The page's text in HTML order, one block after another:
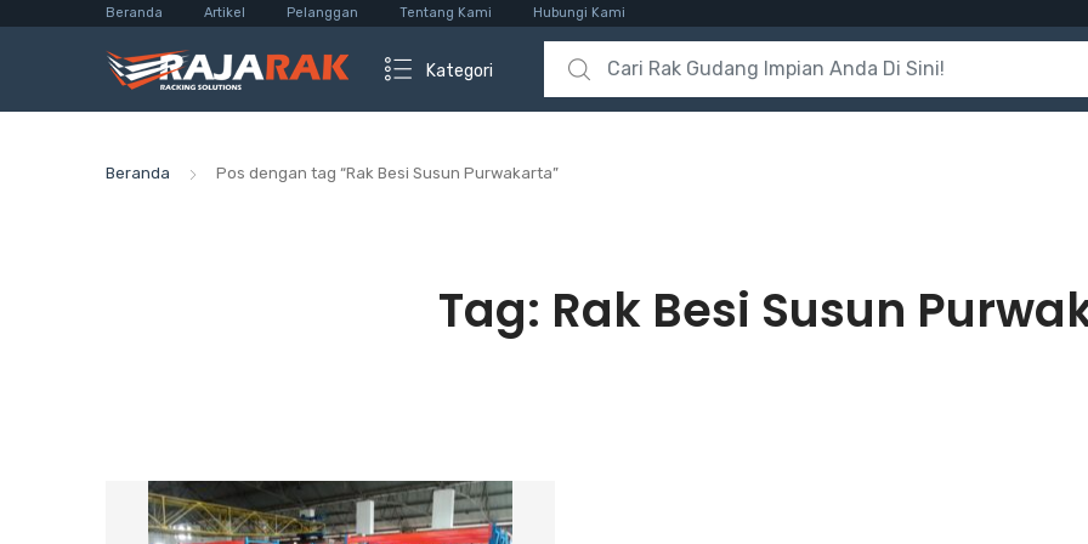
Beranda Artikel Pelanggan Tentang Kami Hubungi Kami
Kategori
Search for:
Beranda Pos dengan tag “Rak Besi Susun Purwakarta”
Tag: Rak Besi Susun